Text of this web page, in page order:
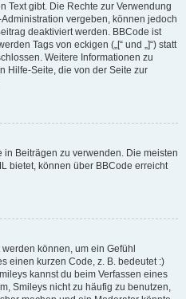
Text gibt. Die Rechte zur Verwendung
vergeben, können jedoch
deaktiviert werden. BBCode ist
Tags von eckigen („[“ und „]“) statt
Weitere Informationen zu
Hilfe-Seite, die von der Seite zur
in Beiträgen zu verwenden. Die meisten
bietet, können über BBCode erreicht
können, um ein Gefühl
einen kurzen Code, z. B. bedeutet :)
kannst du beim Verfassen eines
Smileys nicht zu häufig zu benutzen,